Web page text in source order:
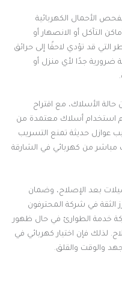
الأحمال الكهربائية
التآكل أو الانصهار أو
التي قد تؤدي لاحقًا إلى حرائق
ضرورية جدًا لأي منزل أو
الأسلاك، مع اقتراح
يتم استخدام أسلاك معتمدة من
عوازل حديثة تمنع التسريب
مباشر من كهربائي في الشارقة
بعد الإصلاح، وضمان
الثقة في شركة المحترفون
خدمة الطوارئ في حال ظهور
لذلك فإن اختيار كهربائي في
والوقت والقلق.